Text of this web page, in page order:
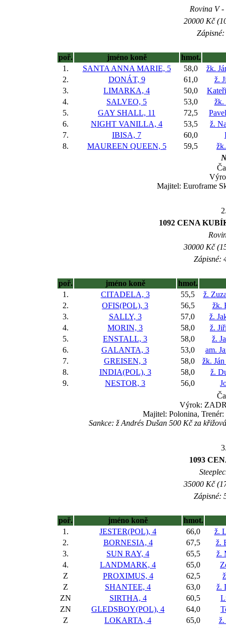
Rovina V
20000 Kč
poř. jméno koně
hmot.
1.
SANTA ANNA MARIE, 5 58,0
žk.
2.
DONÁT, 9 61,0
ž.
3.
LIMARKA, 4 50,0
4.
SALVEO, 5 53,0
žk.
5.
GAY SHALL, 11 72,5
6.
NIGHT VANILLA, 4 53,5
ž.
7.
IBISA, 7 60,0
8.
MAUREEN QUEEN, 5 59,5
Majitel: Euroframe
1092 CENA
30000 Kč
Zápisné:
poř. jméno koně
hmot.
1.
CITADELA, 3 55,5
ž.
2.
OFIS(POL), 3 56,5
žk.
3.
SALLY, 3 57,0
ž.
4.
MORIN, 3 58,0
ž.
5.
ENSTALL, 3 58,0
ž.
6.
GALANTA, 3 53,0
am.
7.
GREISEN, 3 58,0
žk.
8.
INDIA(POL), 3 58,0
ž.
9.
NESTOR, 3 56,0
Výrok:
Majitel: Polonina,
Sankce: ž Andrés Dušan 500 Kč za
1093
35000 Kč
Zápisné:
poř. jméno koně
hmot.
1.
JESTER(POL), 4 66,0
ž.
2.
BORNESIA, 4 67,5
ž.
3.
SUN RAY, 4 65,5
ž.
4.
LANDMARK, 4 65,0
Z
PROXIMUS, 4 62,5
Z
SHANTEE, 4 63,0
ž.
ZN
SIRTHA, 4 60,5
ZN
GLEDSBOY(POL), 4 64,0
Z
LOKARTA, 4 65,0